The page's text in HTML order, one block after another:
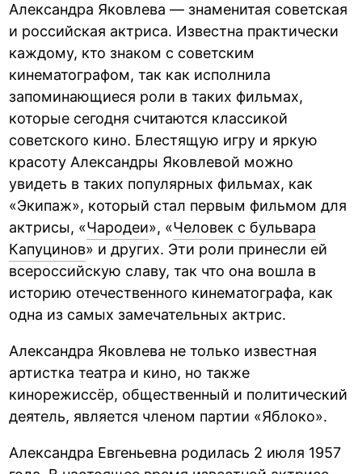
Александра Яковлева — знаменитая советская
и российская актриса. Известна практически
каждому, кто знаком с советским
кинематографом, так как исполнила
запоминающиеся роли в таких фильмах,
которые сегодня считаются классикой
советского кино. Блестящую игру и яркую
красоту Александры Яковлевой можно
увидеть в таких популярных фильмах, как
«Экипаж», который стал первым фильмом для
актрисы, «Чародеи», «Человек с бульвара
Капуцинов» и других. Эти роли принесли ей
всероссийскую славу, так что она вошла в
историю отечественного кинематографа, как
одна из самых замечательных актрис.
Александра Яковлева не только известная
артистка театра и кино, но также
кинорежиссёр, общественный и политический
деятель, является членом партии «Яблоко».
Александра Евгеньевна родилась 2 июля 1957